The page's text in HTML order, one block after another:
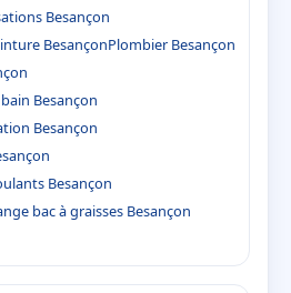
Besançon
BesançonPlombier Besançon
Besançon
Besançon
Besançon
bac à graisses Besançon